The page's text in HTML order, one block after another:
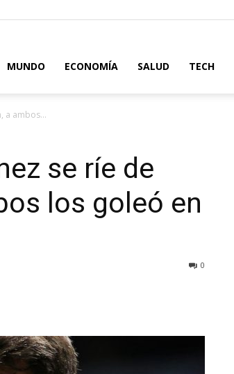
MUNDO ECONOMÍA SALUD TECH
a ambos...
se ríe de
los goleó en
0